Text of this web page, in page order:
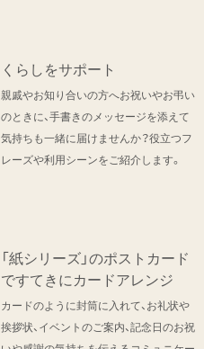
くらしをサポート
親戚やお知り合いの方へお祝いやお弔い
のときに、手書きのメッセージを添えて
気持ちも一緒に届けませんか？役立つフ
レーズや利用シーンをご紹介します。
「紙シリーズ」のポストカード
ですてきにカードアレンジ
カードのように封筒に入れて、お礼状や
挨拶状、イベントのご案内、記念日のお祝